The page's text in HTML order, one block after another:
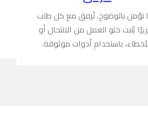
نؤمن بالوضوح، نُرفق مع كل طلب
يُثبت خلو العمل من الانتحال أو
باستخدام أدوات موثوقة.